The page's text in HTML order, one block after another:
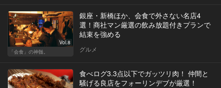
Vol.8
「会食」の神髄。
銀座・新橋ほか、会食で外さない名店4
選！商社マン厳選の飲み放題付きプランで
結束を強める
グルメ
食べログ3.3点以下でガッツリ肉！ 仲間と
騒げる良店をフォーリンデブが厳選！